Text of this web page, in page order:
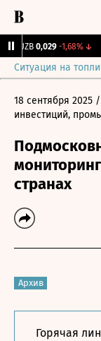
KUZB 0,029 -1,68% ↓
Ситуация на
18 сентября 2025 /
инвестиций,
странах
Архив
Горячая